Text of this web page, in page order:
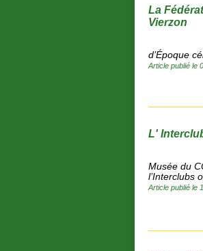
La
Vierzon
d’Époque
Article publié le
L'
Musée du
l’Interclubs
Article publié le